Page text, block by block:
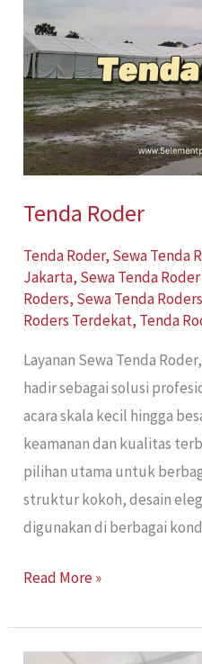
Tenda Roder
Tenda Roder, Sewa Tenda
Jakarta, Sewa Tenda
Roders, Sewa Tenda
Roders Terdekat, Tenda
Layanan Sewa Tenda
hadir sebagai solusi
acara skala kecil hingga
keamanan dan kualitas
pilihan utama untuk
struktur kokoh, desain
digunakan di berbagai
Read More »